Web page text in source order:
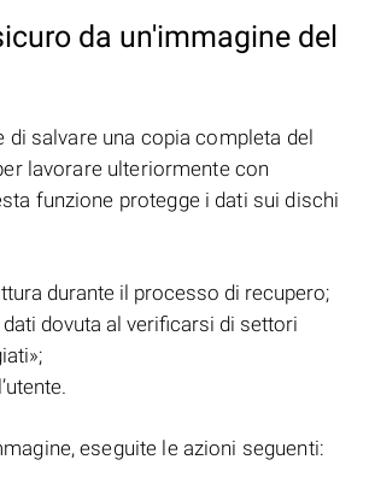
da un'immagine del
di salvare una copia completa del
lavorare ulteriormente con
funzione protegge i dati sui dischi
durante il processo di recupero;
dati dovuta al verificarsi di settori
eseguite le azioni seguenti: